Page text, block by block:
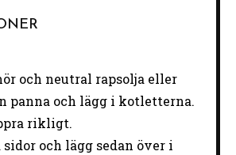
och neutral rapsolja eller
panna och lägg i kotletterna.
rikligt.
sidor och lägg sedan över i